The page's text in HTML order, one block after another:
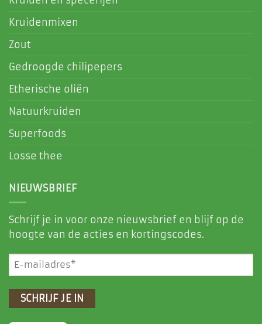
Kruidenmixen
Zout
Gedroogde chilipepers
Etherische oliën
Natuurkruiden
Superfoods
Losse thee
NIEUWSBRIEF
Schrijf je in voor onze nieuwsbrief en blijf op de
hoogte van de acties en kortingscodes.
E-
mailadres
(Vereist)